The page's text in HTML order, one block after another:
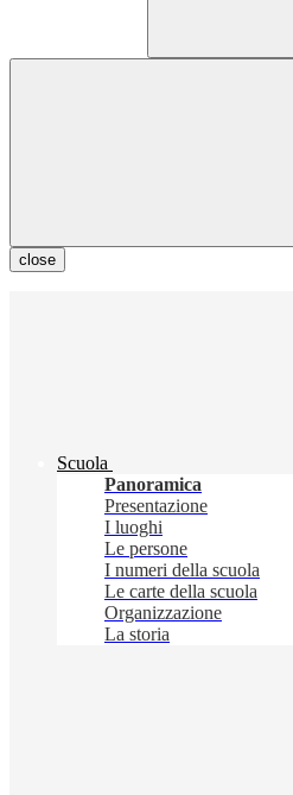
close
Scuola
Panoramica
Presentazione
I luoghi
Le persone
I numeri della scuola
Le carte della scuola
Organizzazione
La storia